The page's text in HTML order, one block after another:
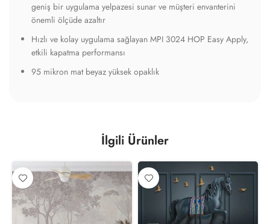
geniş bir uygulama yelpazesi sunar ve müşteri envanterini
önemli ölçüde azaltır
Hızlı ve kolay uygulama sağlayan MPI 3024 HOP Easy Apply,
etkili kapatma performansı
95 mikron mat beyaz yüksek opaklık
İlgili Ürünler